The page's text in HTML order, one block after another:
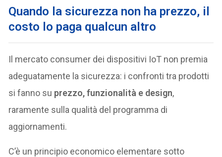
Quando la sicurezza non ha prezzo, il
costo lo paga qualcun altro
Il mercato consumer dei dispositivi IoT non premia
adeguatamente la sicurezza: i confronti tra prodotti
si fanno su prezzo, funzionalità e design,
raramente sulla qualità del programma di
aggiornamenti.
C’è un principio economico elementare sotto